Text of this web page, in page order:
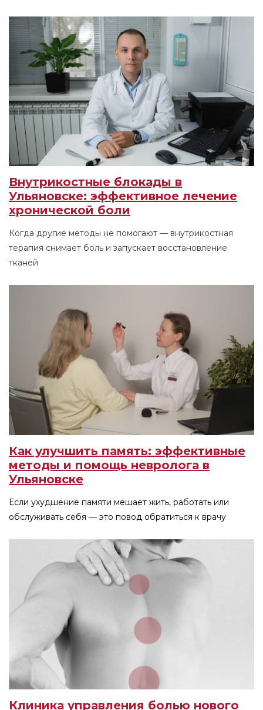
Внутрикостные блокады в
Ульяновске: эффективное лечение
хронической боли
Когда другие методы не помогают — внутрикостная
терапия снимает боль и запускает восстановление
тканей
Как улучшить память: эффективные
методы и помощь невролога в
Ульяновске
Если ухудшение памяти мешает жить, работать или
обслуживать себя — это повод обратиться к врачу
Клиника управления болью нового